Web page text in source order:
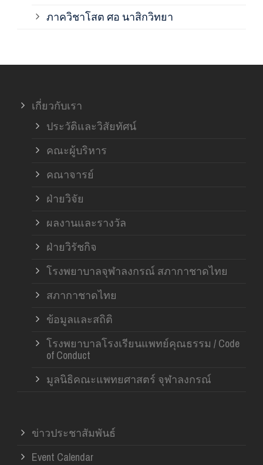
ภาควิชาโสต ศอ นาสิกวิทยา
เกี่ยวกับเรา
ประวัติและวิสัยทัศน์
คณะผู้บริหาร
คณาจารย์
ฝ่ายวิจัย
ผลงานและรางวัล
ฝ่ายวิรัชกิจ
โรงพยาบาลจุฬาลงกรณ์ สภากาชาดไทย
สภากาชาดไทย
ข้อมูลและสถิติ
โรงพยาบาลโรงเรียนแพทย์คุณธรรม / Code
of Conduct
มูลนิธิคณะแพทยศาสตร์ จุฬาลงกรณ์
ข่าวประชาสัมพันธ์
Event Calendar